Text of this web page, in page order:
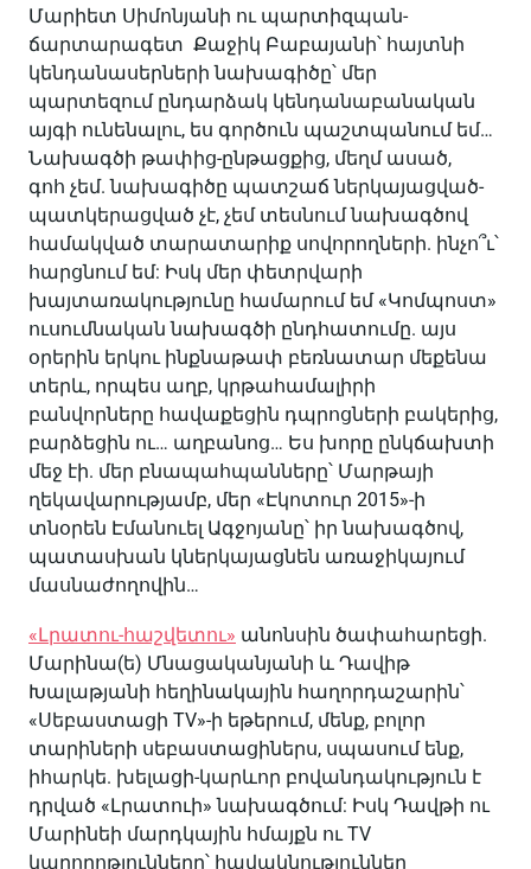
Մարիետ Սիմոնյանի ու պարտիզպան-
ճարտարագետ Քաջիկ Բաբայանի՝ հայտնի
կենդանասերների նախագիծը՝ մեր
պարտեզում ընդարձակ կենդանաբանական
այգի ունենալու, ես գործուն պաշտպանում եմ…
Նախագծի թափից-ընթացքից, մեղմ ասած,
գոհ չեմ. նախագիծը պատշաճ ներկայացված-
պատկերացված չէ, չեմ տեսնում նախագծով
համակված տարատարիք սովորողների. ինչո՞ւ՝
հարցնում եմ: Իսկ մեր փետրվարի
խայտառակությունը համարում եմ «Կոմպոստ»
ուսումնական նախագծի ընդհատումը. այս
օրերին երկու ինքնաթափ բեռնատար մեքենա
տերև, որպես աղբ, կրթահամալիրի
բանվորները հավաքեցին դպրոցների բակերից,
բարձեցին ու… աղբանոց… Ես խորը ընկճախտի
մեջ էի. մեր բնապահպանները՝ Մարթայի
ղեկավարությամբ, մեր «Էկոտուր 2015»-ի
տնօրեն Էմանուել Ագջոյանը՝ իր նախագծով,
պատասխան կներկայացնեն առաջիկայում
մասնաժողովին…
«Լրատու-հաշվետու» անոնսին ծափահարեցի.
Մարինա(ե) Մնացականյանի և Դավիթ
Խալաթյանի հեղինակային հաղորդաշարին՝
«Սեբաստացի TV»-ի եթերում, մենք, բոլոր
տարիների սեբաստացիներս, սպասում ենք,
իհարկե. խելացի-կարևոր բովանդակություն է
դրված «Լրատուի» նախագծում: Իսկ Դավթի ու
Մարինեի մարդկային հմայքն ու TV
կարողոթյունները՝ հավակնություններ